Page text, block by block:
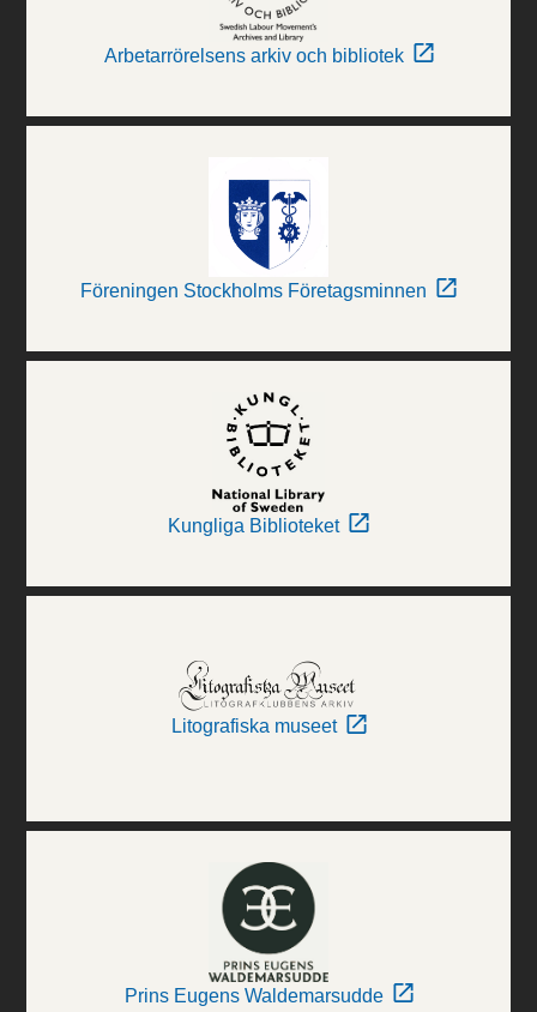
Arbetarrörelsens arkiv och bibliotek
Föreningen Stockholms Företagsminnen
Kungliga Biblioteket
Litografiska museet
Prins Eugens Waldemarsudde